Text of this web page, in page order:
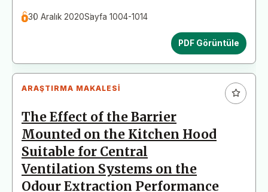
30 Aralık 2020Sayfa 1004-1014
PDF Görüntüle
ARAŞTIRMA MAKALESI
The Effect of the Barrier
Mounted on the Kitchen Hood
Suitable for Central
Ventilation Systems on the
Odour Extraction Performance